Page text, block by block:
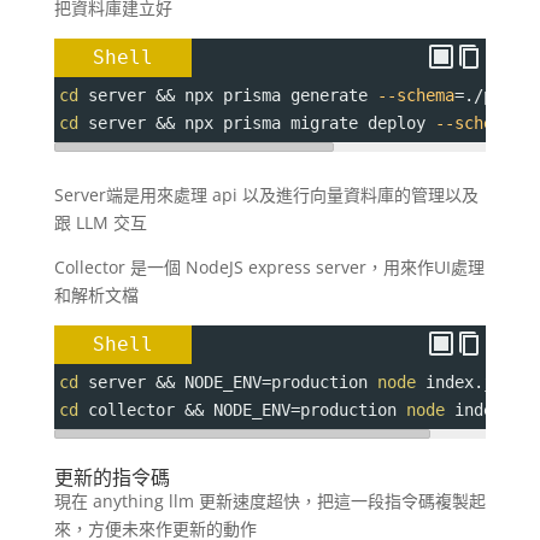
把資料庫建立好
Shell
cd server && npx prisma generate --schema=./
cd
server && npx prisma migrate deploy --schema
Server端是用來處理 api 以及進行向量資料庫的管理以及
跟 LLM 交互
Collector 是一個 NodeJS express server，用來作UI處理
和解析文檔
Shell
cd server && NODE_ENV=production node index.js &
cd
collector && NODE_ENV=production node index.js
更新的指令碼
現在 anything llm 更新速度超快，把這一段指令碼複製起
來，方便未來作更新的動作